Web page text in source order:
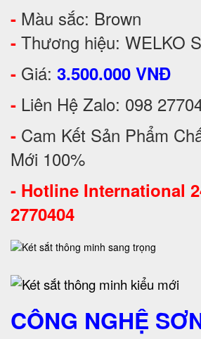
- Màu sắc: Brown
- Thương hiệu: WELKO
- Giá: 3.500.000 VNĐ
- Liên Hệ Zalo: 098
- Cam Kết Sản Phẩm
Mới 100%
- Hotline International
2770404
CÔNG NGHỆ